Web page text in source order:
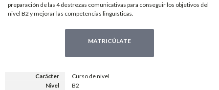
preparación de las 4 destrezas comunicativas para conseguir los objetivos del
nivel B2 y mejorar las competencias lingüísticas.
MATRICÚLATE
Carácter
Curso de nivel
Nivel
B2